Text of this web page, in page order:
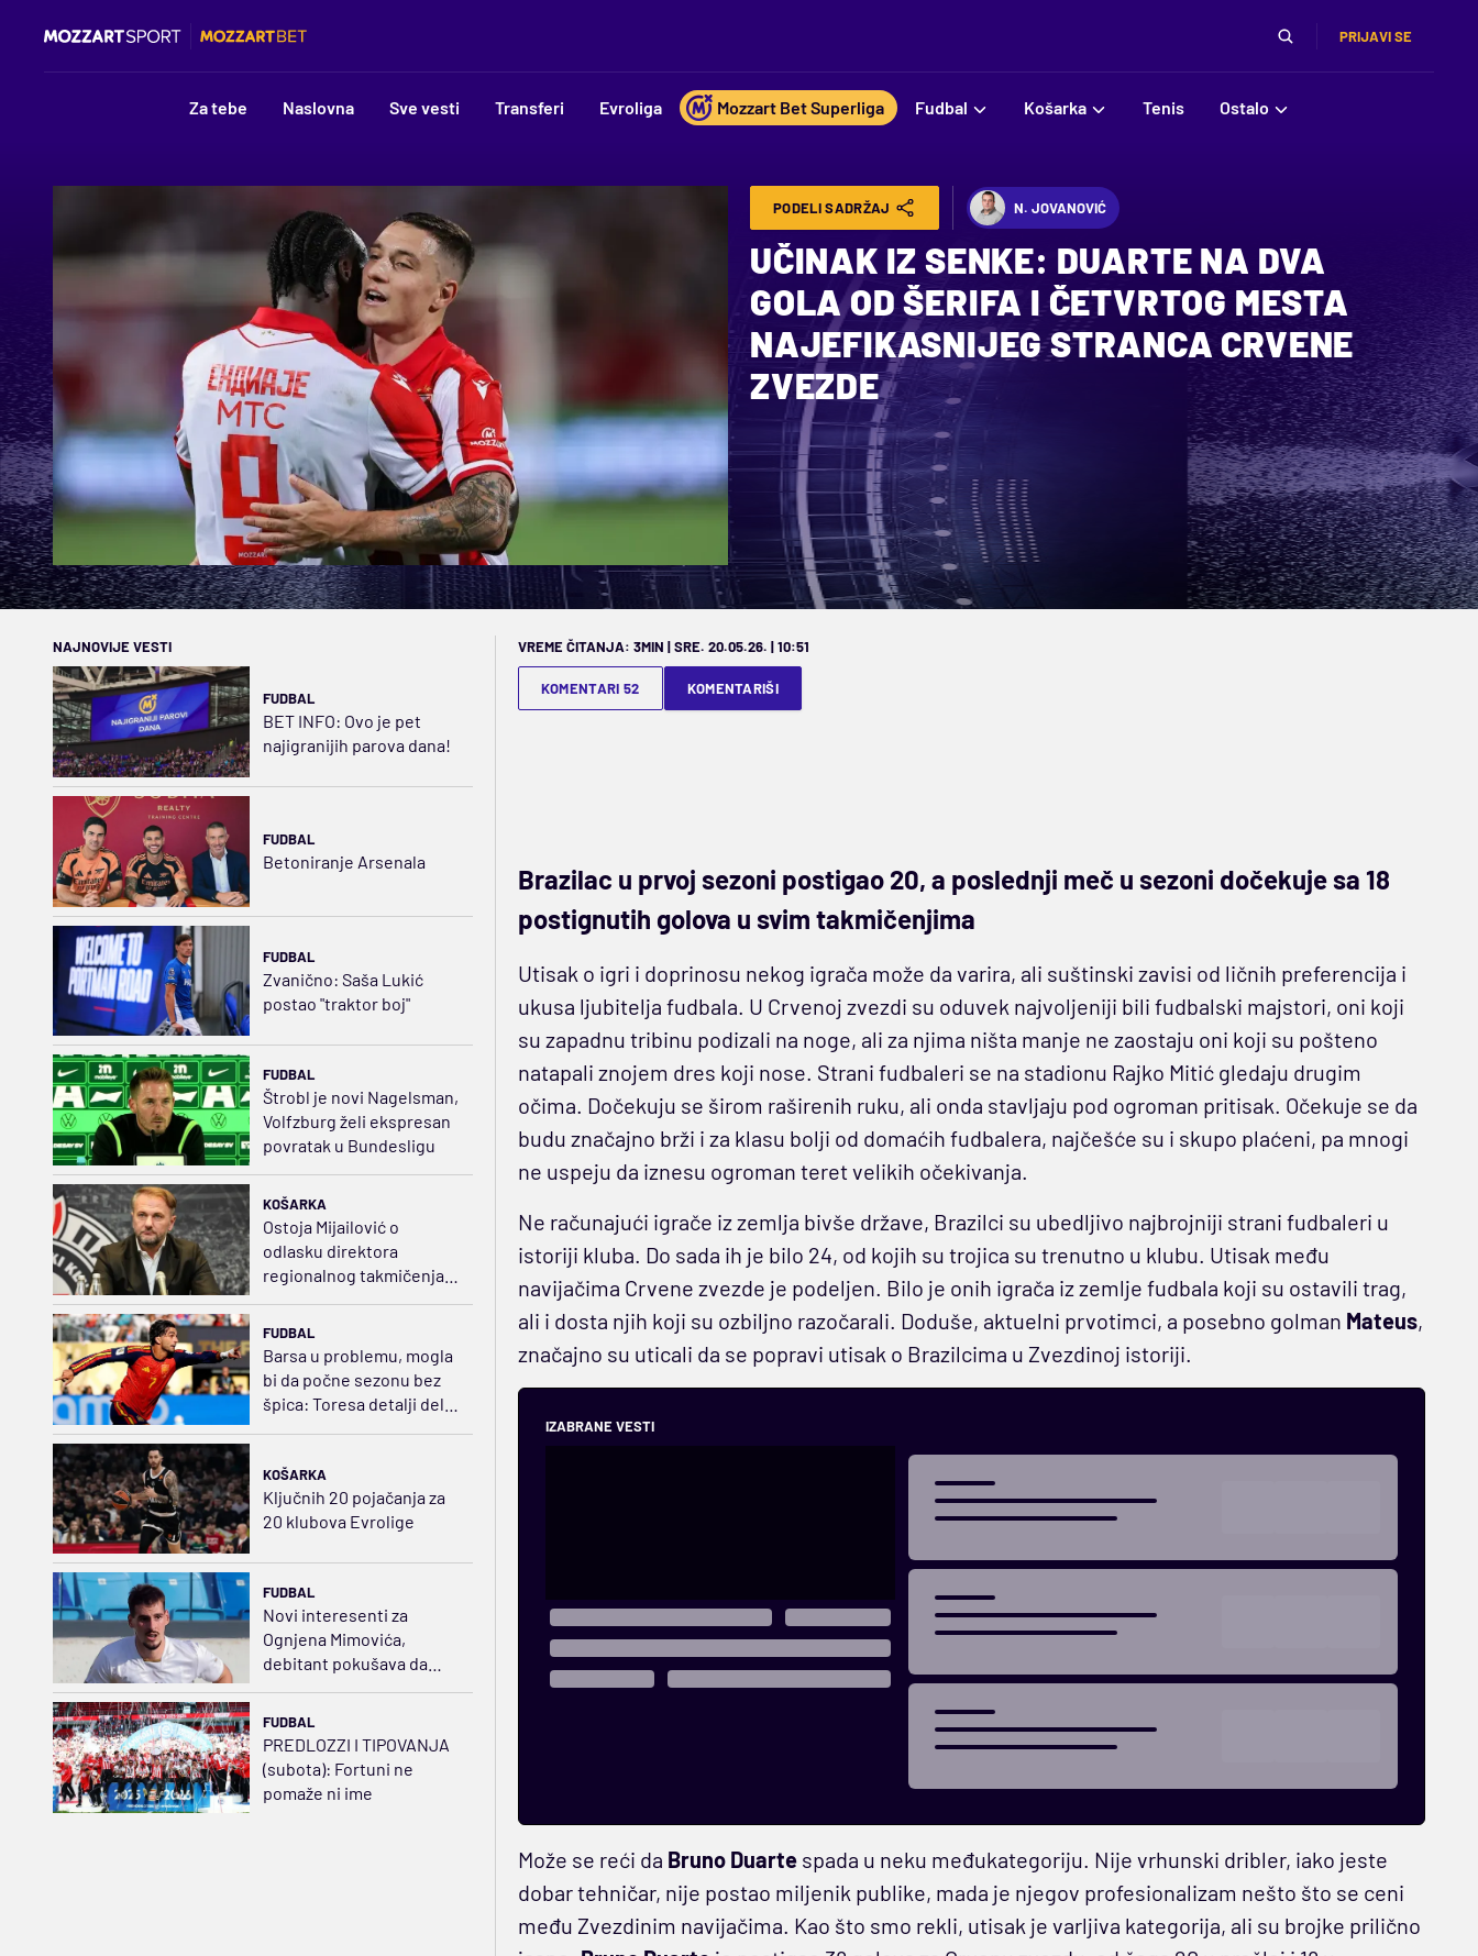
PRIJAVI SE
Za tebe Naslovna Sve vesti Transferi Evroliga Mozzart Bet Superliga Fudbal Košarka Tenis Ostalo
PODELI SADRŽAJ N. JOVANOVIĆ
UČINAK IZ SENKE: DUARTE NA DVA
GOLA OD ŠERIFA I ČETVRTOG MESTA
NAJEFIKASNIJEG STRANCA CRVENE
ZVEZDE
NAJNOVIJE VESTI
FUDBAL
BET INFO: Ovo je pet
najigranijih parova dana!
FUDBAL
Betoniranje Arsenala
FUDBAL
Zvanično: Saša Lukić
postao "traktor boj"
FUDBAL
Štrobl je novi Nagelsman,
Volfzburg želi ekspresan
povratak u Bundesligu
KOŠARKA
Ostoja Mijailović o
odlasku direktora
regionalnog takmičenja:
FUDBAL
Barsa u problemu, mogla
bi da počne sezonu bez
špica: Toresa detalji dele
KOŠARKA
Ključnih 20 pojačanja za
20 klubova Evrolige
FUDBAL
Novi interesenti za
Ognjena Mimovića,
debitant pokušava da
FUDBAL
PREDLOZZI I TIPOVANJA
(subota): Fortuni ne
pomaže ni ime
VREME ČITANJA: 3MIN | SRE. 20.05.26. | 10:51
KOMENTARI 52 KOMENTARIŠI
Brazilac u prvoj sezoni postigao 20, a poslednji meč u sezoni dočekuje sa 18
postignutih golova u svim takmičenjima
Utisak o igri i doprinosu nekog igrača može da varira, ali suštinski zavisi od ličnih preferencija i
ukusa ljubitelja fudbala. U Crvenoj zvezdi su oduvek najvoljeniji bili fudbalski majstori, oni koji
su zapadnu tribinu podizali na noge, ali za njima ništa manje ne zaostaju oni koji su pošteno
natapali znojem dres koji nose. Strani fudbaleri se na stadionu Rajko Mitić gledaju drugim
očima. Dočekuju se širom raširenih ruku, ali onda stavljaju pod ogroman pritisak. Očekuje se da
budu značajno brži i za klasu bolji od domaćih fudbalera, najčešće su i skupo plaćeni, pa mnogi
ne uspeju da iznesu ogroman teret velikih očekivanja.
Ne računajući igrače iz zemlja bivše države, Brazilci su ubedljivo najbrojniji strani fudbaleri u
istoriji kluba. Do sada ih je bilo 24, od kojih su trojica su trenutno u klubu. Utisak među
navijačima Crvene zvezde je podeljen. Bilo je onih igrača iz zemlje fudbala koji su ostavili trag,
ali i dosta njih koji su ozbiljno razočarali. Doduše, aktuelni prvotimci, a posebno golman Mateus,
značajno su uticali da se popravi utisak o Brazilcima u Zvezdinoj istoriji.
IZABRANE VESTI
Može se reći da Bruno Duartespada u neku međukategoriju. Nije vrhunski dribler, iako jeste
dobar tehničar, nije postao miljenik publike, mada je njegov profesionalizam nešto što se ceni
među Zvezdinim navijačima. Kao što smo rekli, utisak je varljiva kategorija, ali su brojke prilično